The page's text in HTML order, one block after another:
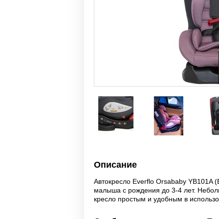
Описание
Автокресло Everflo Orsababy
малыша с рождения до 3-4 лет.
кресло простым и удобным в